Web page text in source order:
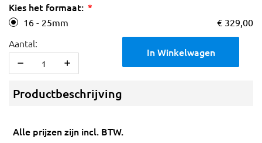
Kies het formaat:
16 - 25mm € 329,00
Aantal:
In Winkelwagen
Productbeschrijving
Alle prijzen zijn incl. BTW.